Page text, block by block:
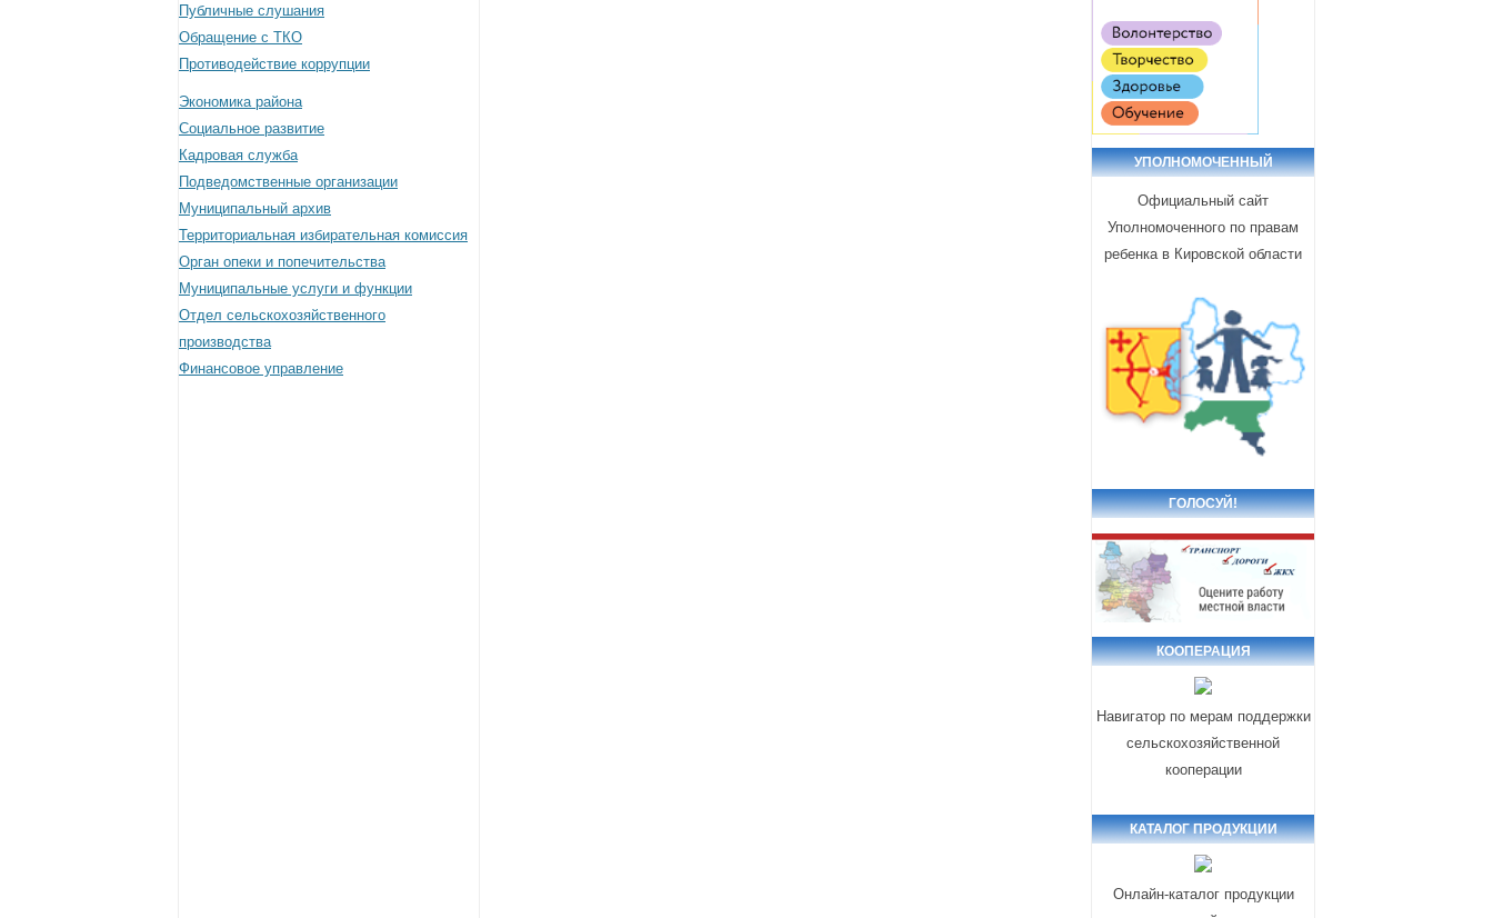
Публичные слушания
Обращение с ТКО
Противодействие коррупции
Экономика района
Социальное развитие
Кадровая служба
Подведомственные организации
Муниципальный архив
Территориальная избирательная комиссия
Орган опеки и попечительства
Муниципальные услуги и функции
Отдел сельскохозяйственного
производства
Финансовое управление
УПОЛНОМОЧЕННЫЙ
Официальный сайт
Уполномоченного по правам
ребенка в Кировской области
ГОЛОСУЙ!
КООПЕРАЦИЯ
Навигатор по мерам поддержки
сельскохозяйственной
кооперации
КАТАЛОГ ПРОДУКЦИИ
Онлайн-каталог продукции